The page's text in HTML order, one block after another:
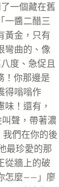
一個藏在舊
一醬二醋三
黃金，只有
彎曲的、像
度、急促且
！你那邊是
得嗡嗡作
！還有，
聲，帶著濃
們在你的後
最珍愛的那
從牆上的破
怎麼——」廖